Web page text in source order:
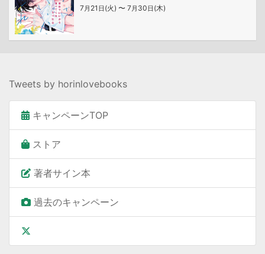
7 月 21 日 (火) 〜 7 月 30 日 (木)
Tweets by horinlovebooks
キャンペーンTOP
ストア
著者サイン本
過去のキャンペーン